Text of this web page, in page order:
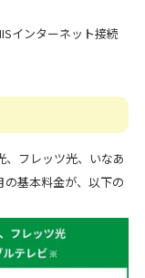
インターネット接続
、フレッツ光、いなあ
の基本料金が、以下の